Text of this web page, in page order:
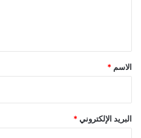
*
الاسم *
البريد الإلكتروني *